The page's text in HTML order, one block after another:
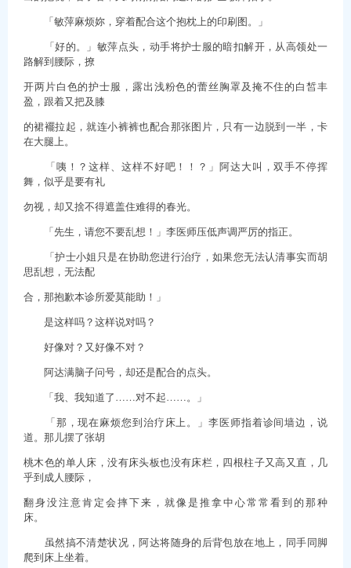
「敏萍麻烦妳，穿着配合这个抱枕上的印刷图。」
「好的。」敏萍点头，动手将护士服的暗扣解开，从高领处一
路解到腰际，撩
开两片白色的护士服，露出浅粉色的蕾丝胸罩及掩不住的白皙丰
盈，跟着又把及膝
的裙襬拉起，就连小裤裤也配合那张图片，只有一边脱到一半，卡
在大腿上。
「咦！？这样、这样不好吧！！？」阿达大叫，双手不停挥
舞，似乎是要有礼
勿视，却又捨不得遮盖住难得的春光。
「先生，请您不要乱想！」李医师压低声调严厉的指正。
「护士小姐只是在协助您进行治疗，如果您无法认清事实而胡
思乱想，无法配
合，那抱歉本诊所爱莫能助！」
是这样吗？这样说对吗？
好像对？又好像不对？
阿达满脑子问号，却还是配合的点头。
「我、我知道了……对不起……。」
「那，现在麻烦您到治疗床上。」李医师指着诊间墙边，说
道。那儿摆了张胡
桃木色的单人床，没有床头板也没有床栏，四根柱子又高又直，几
乎到成人腰际，
翻身没注意肯定会摔下来，就像是推拿中心常常看到的那种
床。
虽然搞不清楚状况，阿达将随身的后背包放在地上，同手同脚
爬到床上坐着。